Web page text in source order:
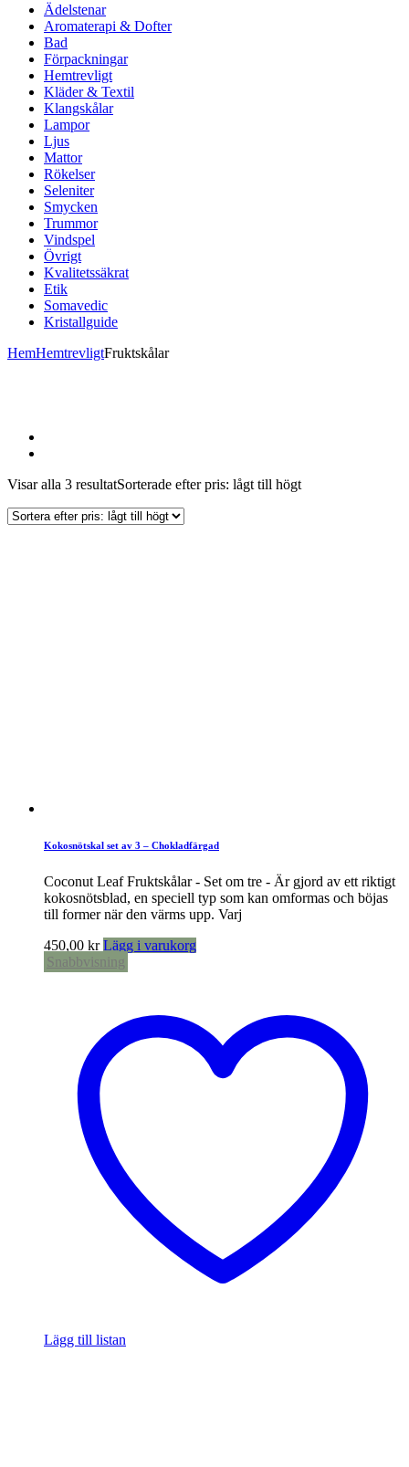
Ädelstenar
Aromaterapi & Dofter
Bad
Förpackningar
Hemtrevligt
Kläder & Textil
Klangskålar
Lampor
Ljus
Mattor
Rökelser
Seleniter
Smycken
Trummor
Vindspel
Övrigt
Kvalitetssäkrat
Etik
Somavedic
Kristallguide
HemHemtrevligtFruktskålar
Visar alla 3 resultatSorterade efter pris: lågt till högt
Kokosnötskal set av 3 – Chokladfärgad
Coconut Leaf Fruktskålar - Set om tre - Är gjord av ett riktigt
kokosnötsblad, en speciell typ som kan omformas och böjas
till former när den värms upp. Varj
450,00 kr Lägg i varukorg
Snabbvisning
Lägg till listan